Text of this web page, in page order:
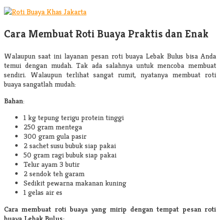
Cara Membuat Roti Buaya Praktis dan Enak
Walaupun saat ini layanan pesan roti buaya Lebak Bulus bisa Anda
temui dengan mudah. Tak ada salahnya untuk mencoba membuat
sendiri. Walaupun terlihat sangat rumit, nyatanya membuat roti
buaya sangatlah mudah:
Bahan:
1 kg tepung terigu protein tinggi
250 gram mentega
300 gram gula pasir
2 sachet susu bubuk siap pakai
50 gram ragi bubuk siap pakai
Telur ayam 3 butir
2 sendok teh garam
Sedikit pewarna makanan kuning
1 gelas air es
Cara membuat roti buaya yang mirip dengantempat pesan roti
buaya Lebak Bulus: